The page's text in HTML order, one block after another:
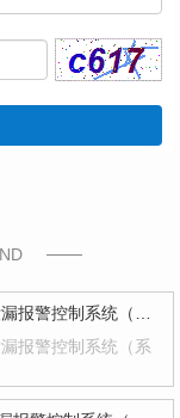
报警控制系统（系